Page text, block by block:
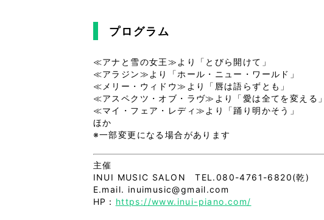
プログラム
≪アナと雪の女王≫より「とびら開けて」
≪アラジン≫より「ホール・ニュー・ワールド」
≪メリー・ウィドウ≫より「唇は語らずとも」
≪アスペクツ・オブ・ラヴ≫より「愛は全てを変える」
≪マイ・フェア・レディ≫より「踊り明かそう」
ほか
※一部変更になる場合があります
主催
INUI MUSIC SALON TEL.080-4761-6820(乾)
E.mail. inuimusic@gmail.com
HP： https://www.inui-piano.com/